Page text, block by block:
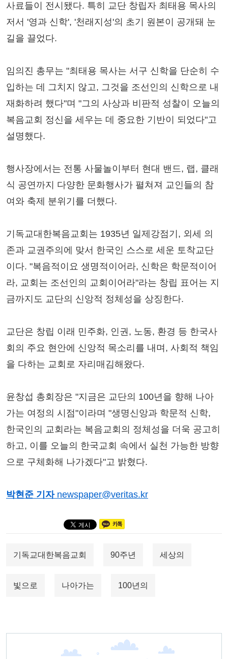
사료들이 전시됐다. 특히 교단 창립자 최태용 목사의
저서 '영과 신학', '천래지성'의 초기 원본이 공개돼 눈
길을 끌었다.
임의진 총무는 "최태용 목사는 서구 신학을 단순히 수
입하는 데 그치지 않고, 그것을 조선인의 신학으로 내
재화하려 했다"며 "그의 사상과 비판적 성찰이 오늘의
복음교회 정신을 세우는 데 중요한 기반이 되었다"고
설명했다.
행사장에서는 전통 사물놀이부터 현대 밴드, 랩, 클래
식 공연까지 다양한 문화행사가 펼쳐져 교인들의 참
여와 축제 분위기를 더했다.
기독교대한복음교회는 1935년 일제강점기, 외세 의
존과 교권주의에 맞서 한국인 스스로 세운 토착교단
이다. "복음적이요 생명적이어라, 신학은 학문적이어
라, 교회는 조선인의 교회이어라"라는 창립 표어는 지
금까지도 교단의 신앙적 정체성을 상징한다.
교단은 창립 이래 민주화, 인권, 노동, 환경 등 한국사
회의 주요 현안에 신앙적 목소리를 내며, 사회적 책임
을 다하는 교회로 자리매김해왔다.
윤창섭 총회장은 "지금은 교단의 100년을 향해 나아
가는 여정의 시점"이라며 "생명신앙과 학문적 신학,
한국인의 교회라는 복음교회의 정체성을 더욱 공고히
하고, 이를 오늘의 한국교회 속에서 실천 가능한 방향
으로 구체화해 나가겠다"고 밝혔다.
박현준 기자 newspaper@veritas.kr
기독교대한복음교회 90주년 세상의
빛으로 나아가는 100년의